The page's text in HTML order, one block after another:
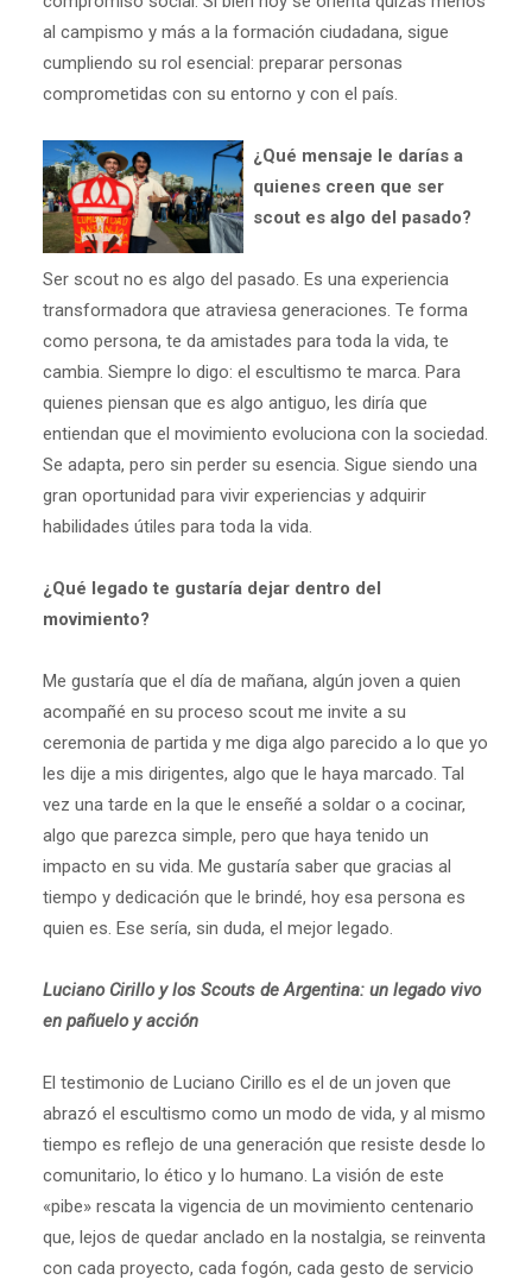
al campismo y más a la formación ciudadana, sigue
cumpliendo su rol esencial: preparar personas
comprometidas con su entorno y con el país.
¿Qué mensaje le darías a
quienes creen que ser
scout es algo del pasado?
Ser scout no es algo del pasado. Es una experiencia
transformadora que atraviesa generaciones. Te forma
como persona, te da amistades para toda la vida, te
cambia. Siempre lo digo: el escultismo te marca. Para
quienes piensan que es algo antiguo, les diría que
entiendan que el movimiento evoluciona con la sociedad.
Se adapta, pero sin perder su esencia. Sigue siendo una
gran oportunidad para vivir experiencias y adquirir
habilidades útiles para toda la vida.
¿Qué legado te gustaría dejar dentro del
movimiento?
Me gustaría que el día de mañana, algún joven a quien
acompañé en su proceso scout me invite a su
ceremonia de partida y me diga algo parecido a lo que yo
les dije a mis dirigentes, algo que le haya marcado. Tal
vez una tarde en la que le enseñé a soldar o a cocinar,
algo que parezca simple, pero que haya tenido un
impacto en su vida. Me gustaría saber que gracias al
tiempo y dedicación que le brindé, hoy esa persona es
quien es. Ese sería, sin duda, el mejor legado.
Luciano Cirillo y los Scouts de Argentina: un legado vivo
en pañuelo y acción
El testimonio de Luciano Cirillo es el de un joven que
abrazó el escultismo como un modo de vida, y al mismo
tiempo es reflejo de una generación que resiste desde lo
comunitario, lo ético y lo humano. La visión de este
«pibe» rescata la vigencia de un movimiento centenario
que, lejos de quedar anclado en la nostalgia, se reinventa
con cada proyecto, cada fogón, cada gesto de servicio